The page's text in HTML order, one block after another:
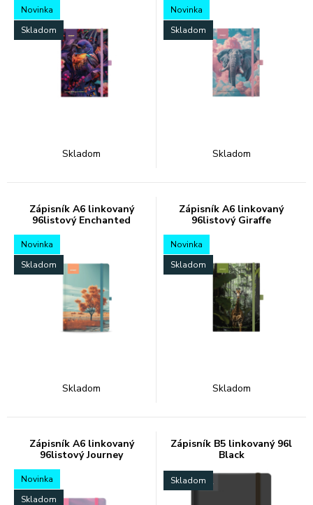
Novinka
Skladom
Skladom
Novinka
Skladom
Skladom
Zápisník A6 linkovaný
96listový Enchanted
Novinka
Skladom
Skladom
Zápisník A6 linkovaný
96listový Giraffe
Novinka
Skladom
Skladom
Zápisník A6 linkovaný
96listový Journey
Novinka
Skladom
Zápisník B5 linkovaný 96l
Black
Skladom